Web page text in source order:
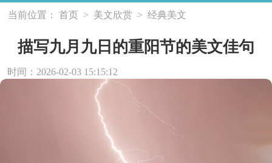
当前位置： 首页 > 美文欣赏 > 经典美文
描写九月九日的重阳节的美文佳句
时间：2026-02-03 15:15:12